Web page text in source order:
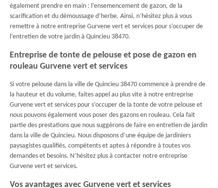
également prendre en main : l’ensemencement de gazon, de la
scarification et du démoussage d’herbe. Ainsi, n’hésitez plus à vous
remettre à notre entreprise Gurvene vert et services pour s’occuper de
l’entretien de votre jardin à Quincieu 38470.
Entreprise de tonte de pelouse et pose de gazon en
rouleau Gurvene vert et services
Si votre pelouse dans la ville de Quincieu 38470 commence à prendre de
la hauteur et du volume, faites appel au plus vite à notre entreprise
Gurvene vert et services pour s’occuper de la tonte de votre pelouse et
nous pouvons également vous poser des gazons en rouleau. Cela fait
partie des prestations que nous suggérons de faire en entretien de jardin
dans la ville de Quincieu. Nous disposons d’une équipe de jardiniers
paysagistes qualifiés, compétents et aptes à répondre à toutes vos
demandes et besoins. N’hésitez plus à contacter notre entreprise
Gurvene vert et services.
Vos avantages avec Gurvene vert et services